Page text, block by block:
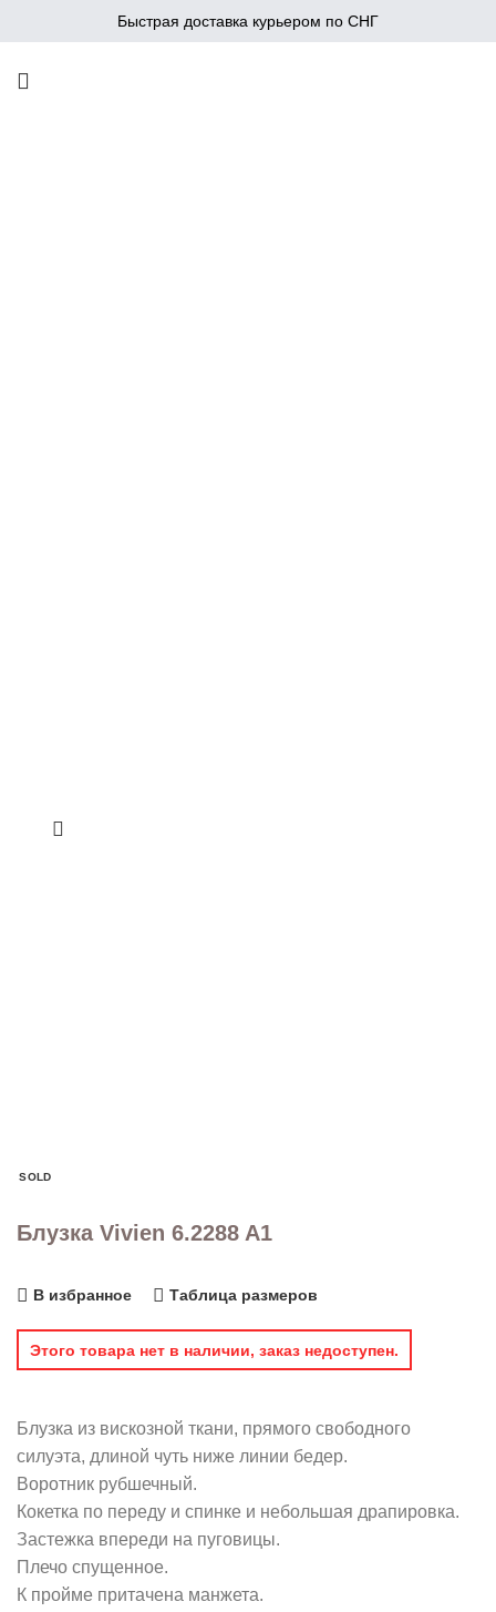
Быстрая доставка курьером по СНГ
SOLD
Блузка Vivien 6.2288 A1
В избранное Таблица размеров
Этого товара нет в наличии, заказ недоступен.
Блузка из вискозной ткани, прямого свободного
силуэта, длиной чуть ниже линии бедер.
Воротник рубшечный.
Кокетка по переду и спинке и небольшая драпировка.
Застежка впереди на пуговицы.
Плечо спущенное.
К пройме притачена манжета.